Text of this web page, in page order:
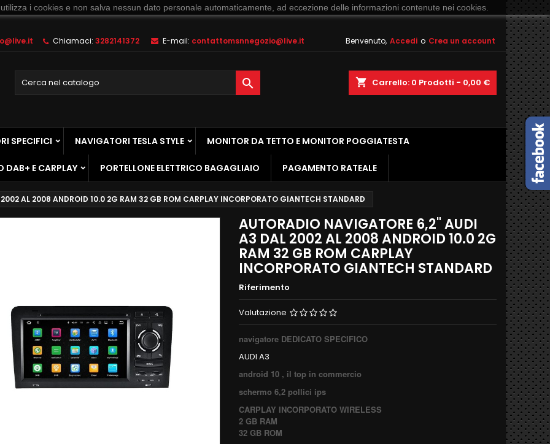
Chiamaci: 3282141372 E-mail: contattomsnnegozio@live.it Benvenuto, Accedi o Crea un account
shopping_cart Carrello: 0 Prodotti - 0,00 €

SPECIFICI NAVIGATORI TESLA STYLE MONITOR DA TETTO E MONITOR POGGIATESTA
DAB+ E CARPLAY PORTELLONE ELETTRICO BAGAGLIAIO PAGAMENTO RATEALE
AL 2008 ANDROID 10.0 2G RAM 32 GB ROM CARPLAY INCORPORATO GIANTECH STANDARD
AUTORADIO NAVIGATORE 6,2" AUDI
A3 DAL 2002 AL 2008 ANDROID 10.0 2G
RAM 32 GB ROM CARPLAY
INCORPORATO GIANTECH STANDARD
Riferimento
Valutazione
navigatore DEDICATO SPECIFICO
AUDI A3
android 10 , il top in commercio
schermo 6,2 pollici ips
CARPLAY INCORPORATO WIRELESS
2 GB RAM
32 GB ROM
i cookies e non salva nessun dato personale automaticamente, ad eccezione delle informazioni contenute nei cookies.